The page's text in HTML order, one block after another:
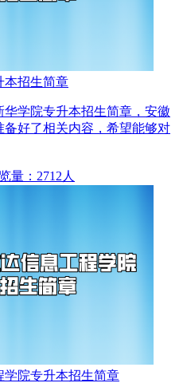
本招生简章
华学院专升本招生简章，安徽
好了相关内容，希望能够对
量：2712人
学院专升本招生简章